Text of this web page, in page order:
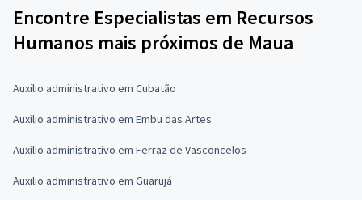
Encontre Especialistas em Recursos
Humanos mais próximos de Maua
Auxilio administrativo em Cubatão
Auxilio administrativo em Embu das Artes
Auxilio administrativo em Ferraz de Vasconcelos
Auxilio administrativo em Guarujá